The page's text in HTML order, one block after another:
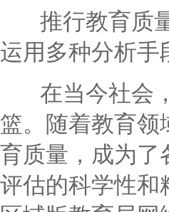
推行教育质量
运用多种分析手
在当今社会，
篮。随着教育领
育质量，成为了
评估的科学性和